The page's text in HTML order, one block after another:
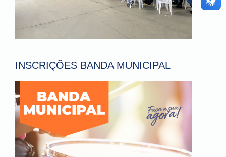
INSCRIÇÕES BANDA MUNICIPAL